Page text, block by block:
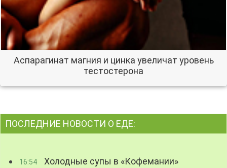
Аспарагинат магния и цинка увеличат уровень
тестостерона
ПОСЛЕДНИЕ НОВОСТИ О ЕДЕ:
16:54 Холодные супы в «Кофемании»